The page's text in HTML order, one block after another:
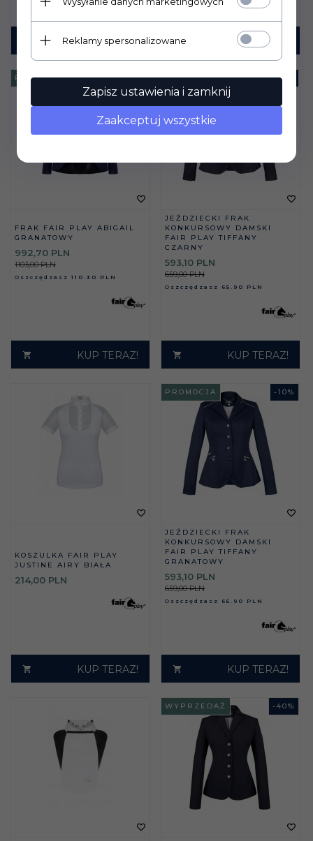
KUP TERAZ! KUP TERAZ!
-10%
PROMOCJA
FRAK FAIR PLAY ABIGAIL
GRANATOWY
992,70 PLN
1103,00 PLN
Oszczędzasz 110.30 PLN
KUP TERAZ!
-10
PROMOCJA
JEŹDZIECKI FRAK
KONKURSOWY DAMSKI
FAIR PLAY TIFFANY
CZARNY
593,10 PLN
659,00 PLN
Oszczędzasz 65.90 PLN
KUP TERAZ!
KOSZULKA FAIR PLAY
JUSTINE AIRY BIAŁA
214,00 PLN
KUP TERAZ!
- 10%
PROMOCJA
JEŹDZIECKI FRAK
KONKURSOWY DAMSKI
FAIR PLAY TIFFANY
GRANATOWY
593,10 PLN
659,00 PLN
Oszczędzasz 65.90 PLN
KUP TERAZ!
- 40%
WYPRZEDAŻ
Reklamy spersonalizowane
Zapisz ustawienia i zamknij
Zaakceptuj wszystkie